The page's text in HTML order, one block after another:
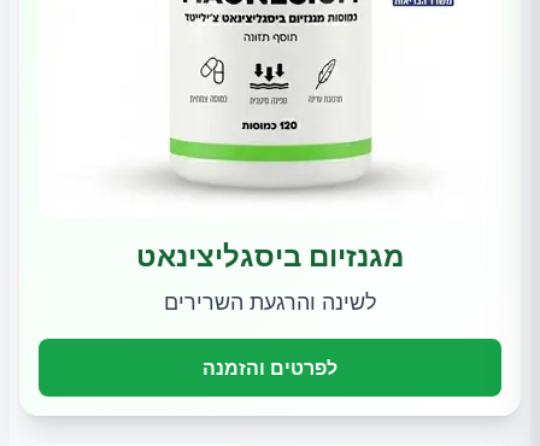
מגנזיום ביסגליצינאט
לשינה והרגעת השרירים
לפרטים והזמנה